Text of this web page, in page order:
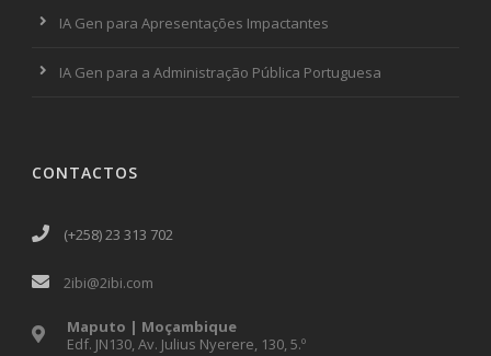
IA Gen para Apresentações Impactantes
IA Gen para a Administração Pública Portuguesa
CONTACTOS
(+258) 23 313 702
2ibi@2ibi.com
Maputo | Moçambique
Edf. JN130, Av. Julius Nyerere, 130, 5.º